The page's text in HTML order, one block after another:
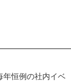
年恒例の社内イベ